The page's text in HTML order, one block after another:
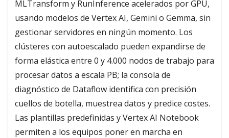
MLTransform y RunInference acelerados por GPU,
usando modelos de Vertex AI, Gemini o Gemma, sin
gestionar servidores en ningún momento. Los
clústeres con autoescalado pueden expandirse de
forma elástica entre 0 y 4.000 nodos de trabajo para
procesar datos a escala PB; la consola de
diagnóstico de Dataflow identifica con precisión
cuellos de botella, muestrea datos y predice costes.
Las plantillas predefinidas y Vertex AI Notebook
permiten a los equipos poner en marcha en